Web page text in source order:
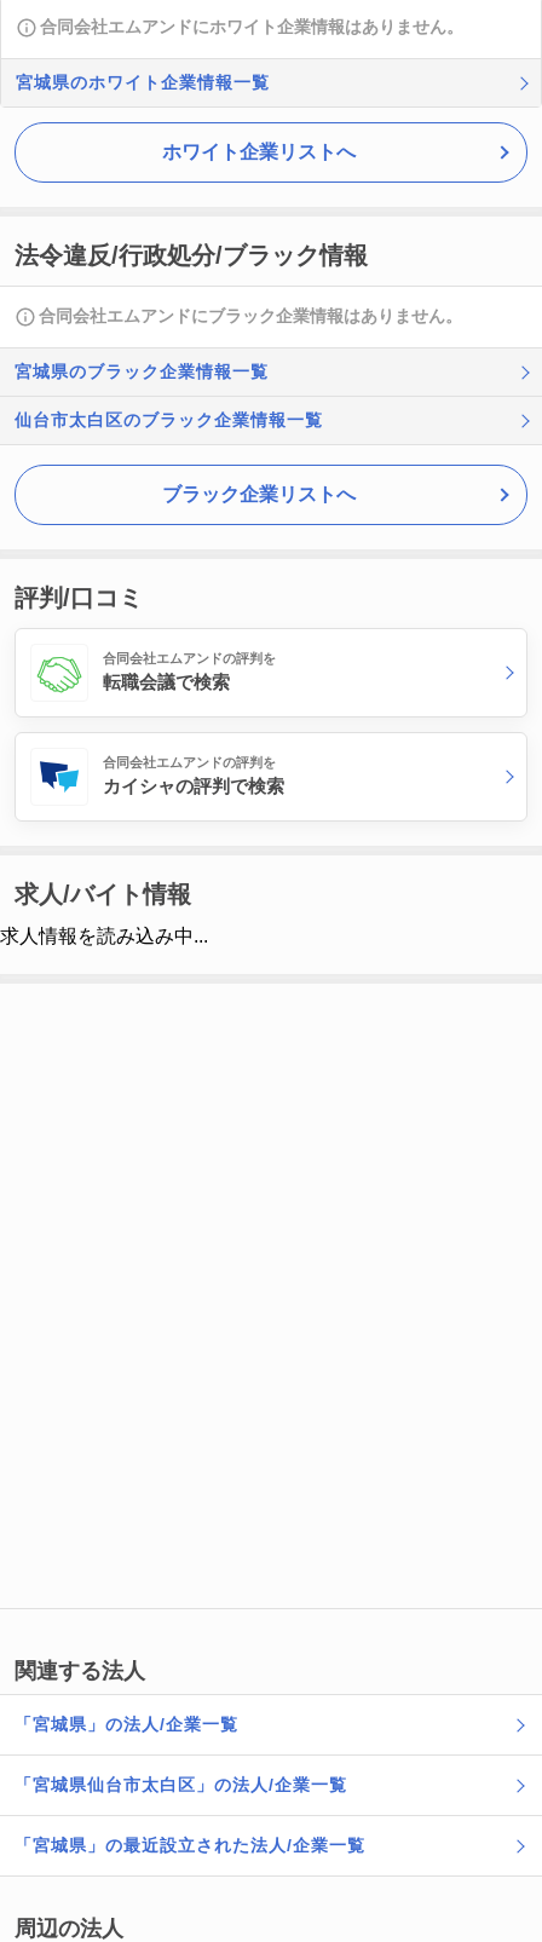
合同会社エムアンドにホワイト企業情報はありません。
宮城県のホワイト企業情報一覧
ホワイト企業リストへ
法令違反/行政処分/ブラック情報
合同会社エムアンドにブラック企業情報はありません。
宮城県のブラック企業情報一覧
仙台市太白区のブラック企業情報一覧
ブラック企業リストへ
評判/口コミ
合同会社エムアンドの評判を
転職会議で検索
合同会社エムアンドの評判を
カイシャの評判で検索
求人/バイト情報
求人情報を読み込み中...
関連する法人
「宮城県」の法人/企業一覧
「宮城県仙台市太白区」の法人/企業一覧
「宮城県」の最近設立された法人/企業一覧
周辺の法人